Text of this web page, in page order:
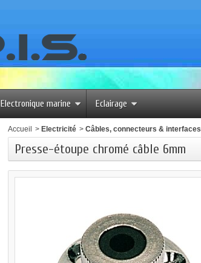
Electronique marine Eclairage
Accueil > Electricité > Câbles, connecteurs & interfaces
Presse-étoupe chromé câble 6mm